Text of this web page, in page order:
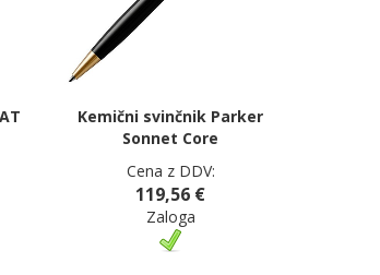
Kemični svinčnik Parker
Sonnet Core
Cena z DDV:
119,56 €
Zaloga